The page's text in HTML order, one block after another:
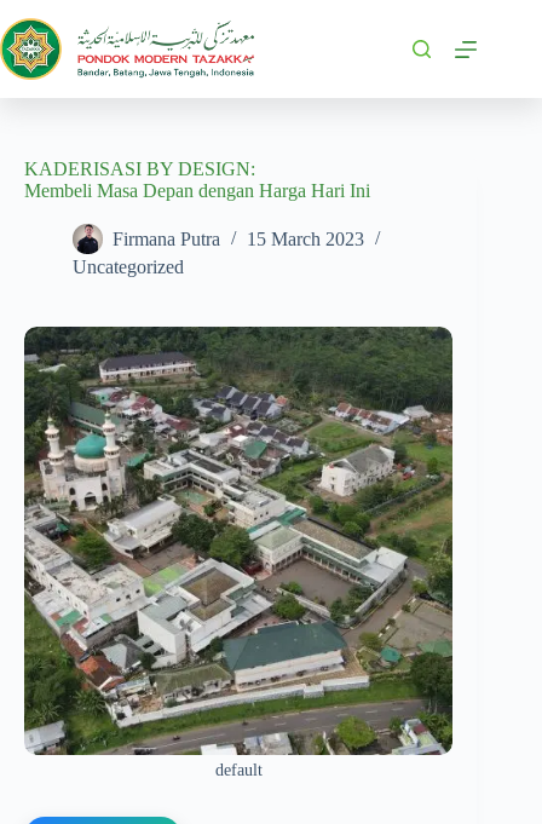
KADERISASI BY DESIGN:
Membeli Masa Depan dengan Harga Hari Ini
Firmana Putra
15 March 2023
Uncategorized
default